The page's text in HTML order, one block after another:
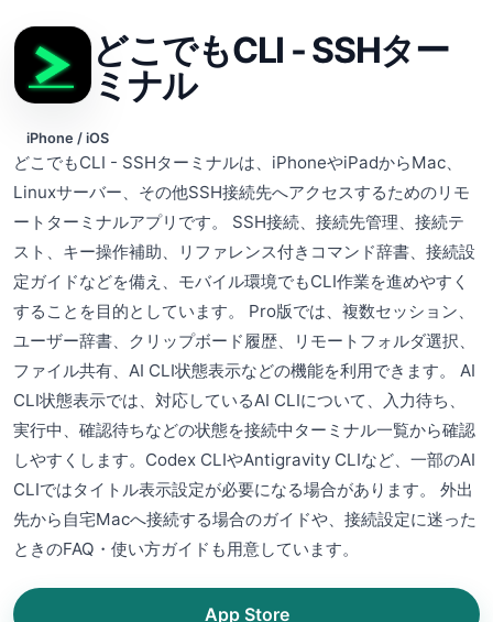
どこでもCLI - SSHター
ミナル
iPhone / iOS
どこでもCLI - SSHターミナルは、iPhoneやiPadからMac、
Linuxサーバー、その他SSH接続先へアクセスするためのリモ
ートターミナルアプリです。 SSH接続、接続先管理、接続テ
スト、キー操作補助、リファレンス付きコマンド辞書、接続設
定ガイドなどを備え、モバイル環境でもCLI作業を進めやすく
することを目的としています。 Pro版では、複数セッション、
ユーザー辞書、クリップボード履歴、リモートフォルダ選択、
ファイル共有、AI CLI状態表示などの機能を利用できます。 AI
CLI状態表示では、対応しているAI CLIについて、入力待ち、
実行中、確認待ちなどの状態を接続中ターミナル一覧から確認
しやすくします。Codex CLIやAntigravity CLIなど、一部のAI
CLIではタイトル表示設定が必要になる場合があります。 外出
先から自宅Macへ接続する場合のガイドや、接続設定に迷った
ときのFAQ・使い方ガイドも用意しています。
App Store